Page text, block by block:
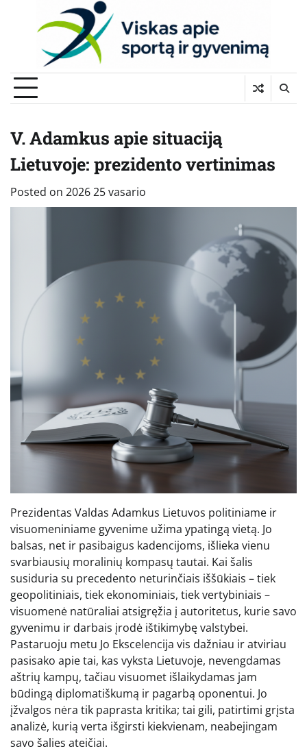
V. Adamkus apie situaciją
Lietuvoje: prezidento vertinimas
Posted on 2026 25 vasario
Prezidentas Valdas Adamkus Lietuvos politiniame ir
visuomeniniame gyvenime užima ypatingą vietą. Jo
balsas, net ir pasibaigus kadencijoms, išlieka vienu
svarbiausių moralinių kompasų tautai. Kai šalis
susiduria su precedento neturinčiais iššūkiais – tiek
geopolitiniais, tiek ekonominiais, tiek vertybiniais –
visuomenė natūraliai atsigręžia į autoritetus, kurie savo
gyvenimu ir darbais įrodė ištikimybę valstybei.
Pastaruoju metu Jo Ekscelencija vis dažniau ir atviriau
pasisako apie tai, kas vyksta Lietuvoje, nevengdamas
aštrių kampų, tačiau visuomet išlaikydamas jam
būdingą diplomatiškumą ir pagarbą oponentui. Jo
įžvalgos nėra tik paprasta kritika; tai gili, patirtimi grįsta
analizė, kurią verta išgirsti kiekvienam, neabejingam
savo šalies ateičiai.